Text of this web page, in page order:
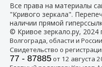
Все права на материалы
"Кривого зеркала".
наличии прямой
© Кривое зеркало.ру, 2024
Волгограда, области и
Свидетельство о
77 - 87885от 12 августа